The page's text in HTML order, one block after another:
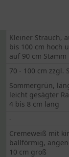
Kleiner Strauch,
bis 100 cm hoch
auf 90 cm Stamm
70 - 100 cm zzgl.
Sommergrün,
leicht gesägter
4 bis 8 cm lang
-
Cremeweiß mit
ballförmig,
10 cm groß